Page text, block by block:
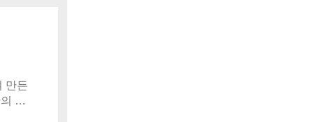
만든
발